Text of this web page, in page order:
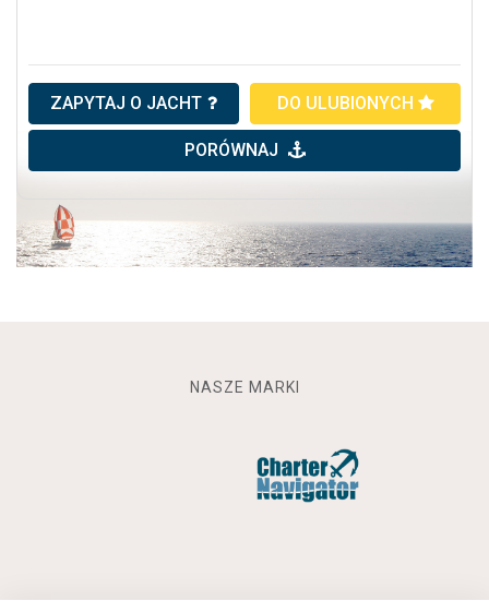
ZAPYTAJ O JACHT DO ULUBIONYCH
PORÓWNAJ
NASZE MARKI